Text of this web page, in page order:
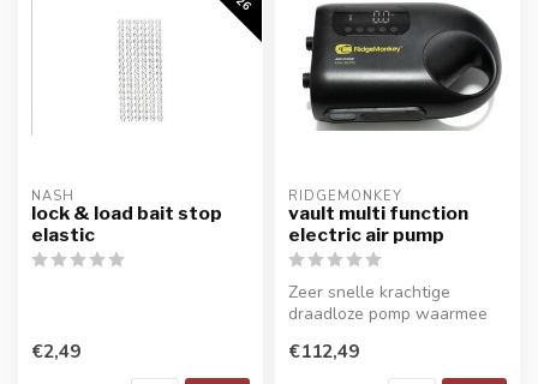
NASH
lock & load bait stop
elastic
€2,49
RIDGEMONKEY
vault multi function
electric air pump
Zeer snelle krachtige
draadloze pomp waarmee
stel...
€112,49